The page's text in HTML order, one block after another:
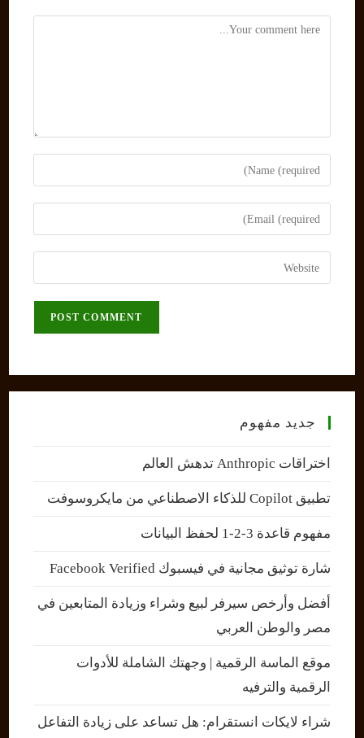
Comment
Enter
your
name
comment
Enter
your
email
address
Enter
your
جديد مفهوم
اختراقات Anthropic تدهش العالم
تطبيق Copilot للذكاء الاصطناعي من مايكروسوفت
مفهوم قاعدة 3-2-1 لحفظ البيانات
شارة توثيق مجانية في فيسبوك Facebook Verified
أفضل وأرخص سيرفر لبيع وشراء وزيادة المتابعين في
مصر والوطن العربي
موقع الماسة الرقمية | وجهتك الشاملة للأدوات
الرقمية والترفيه
شراء لايكات انستقرام: هل تساعد على زيادة التفاعل